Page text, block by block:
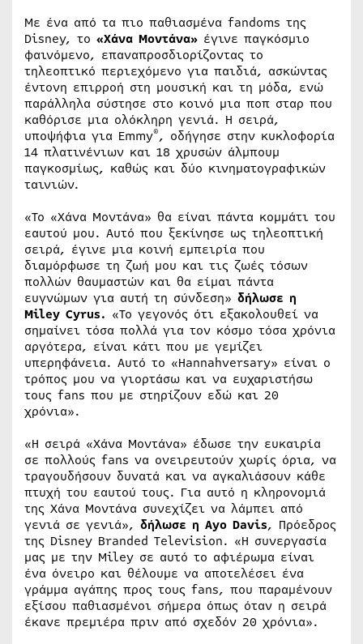
Με ένα από τα πιο παθιασμένα fandoms της
Disney, το «Χάνα Μοντάνα» έγινε παγκόσμιο
φαινόμενο, επαναπροσδιορίζοντας το
τηλεοπτικό περιεχόμενο για παιδιά, ασκώντας
έντονη επιρροή στη μουσική και τη μόδα, ενώ
παράλληλα σύστησε στο κοινό μια ποπ σταρ που
καθόρισε μια ολόκληρη γενιά. Η σειρά,
υποψήφια για Emmy®, οδήγησε στην κυκλοφορία
14 πλατινένιων και 18 χρυσών άλμπουμ
παγκοσμίως, καθώς και δύο κινηματογραφικών
ταινιών.
«Το «Χάνα Μοντάνα» θα είναι πάντα κομμάτι του
εαυτού μου. Αυτό που ξεκίνησε ως τηλεοπτική
σειρά, έγινε μια κοινή εμπειρία που
διαμόρφωσε τη ζωή μου και τις ζωές τόσων
πολλών θαυμαστών και θα είμαι πάντα
ευγνώμων για αυτή τη σύνδεση» δήλωσε η
Miley Cyrus. «Το γεγονός ότι εξακολουθεί να
σημαίνει τόσα πολλά για τον κόσμο τόσα χρόνια
αργότερα, είναι κάτι που με γεμίζει
υπερηφάνεια. Αυτό το «Hannahversary» είναι ο
τρόπος μου να γιορτάσω και να ευχαριστήσω
τους fans που με στηρίζουν εδώ και 20
χρόνια».
«Η σειρά «Χάνα Μοντάνα» έδωσε την ευκαιρία
σε πολλούς fans να ονειρευτούν χωρίς όρια, να
τραγουδήσουν δυνατά και να αγκαλιάσουν κάθε
πτυχή του εαυτού τους. Για αυτό η κληρονομιά
της Χάνα Μοντάνα συνεχίζει να λάμπει από
γενιά σε γενιά», δήλωσε η Ayo Davis, Πρόεδρος
της Disney Branded Television. «Η συνεργασία
μας με την Miley σε αυτό το αφιέρωμα είναι
ένα όνειρο και θέλουμε να αποτελέσει ένα
γράμμα αγάπης προς τους fans, που παραμένουν
εξίσου παθιασμένοι σήμερα όπως όταν η σειρά
έκανε πρεμιέρα πριν από σχεδόν 20 χρόνια».